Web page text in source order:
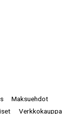
Maksuehdot
Verkkokauppa